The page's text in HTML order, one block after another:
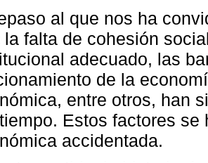
al que nos ha
la falta de cohesión
adecuado, las
de la
entre otros, han
Estos factores
accidentada.